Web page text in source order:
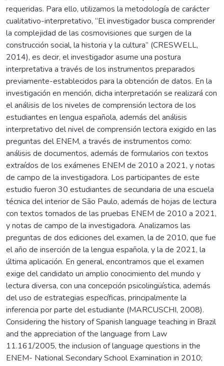
requeridas. Para ello, utilizamos la metodología de carácter
cualitativo-interpretativo, “El investigador busca comprender
la complejidad de las cosmovisiones que surgen de la
construcción social, la historia y la cultura” (CRESWELL,
2014), es decir, el investigador asume una postura
interpretativa a través de los instrumentos preparados
previamente-establecidos para la obtención de datos. En la
investigación en mención, dicha interpretación se realizará con
el análisis de los niveles de comprensión lectora de los
estudiantes en lengua española, además del análisis
interpretativo del nivel de comprensión lectora exigido en las
preguntas del ENEM, a través de instrumentos como:
análisis de documentos, además de formularios con textos
extraídos de los exámenes ENEM de 2010 a 2021, y notas
de campo de la investigadora. Los participantes de este
estudio fueron 30 estudiantes de secundaria de una escuela
técnica del interior de São Paulo, además de hojas de lectura
con textos tomados de las pruebas ENEM de 2010 a 2021,
y notas de campo de la investigadora. Analizamos las
preguntas de dos ediciones del examen, la de 2010, que fue
el año de inserción de la lengua española, y la de 2021, la
última aplicación. En general, encontramos que el examen
exige del candidato un amplio conocimiento del mundo y
lectura diversa, con una concepción psicolingüística, además
del uso de estrategias específicas, principalmente la
inferencia por parte del estudiante (MARCUSCHI, 2008).
Considering the history of Spanish language teaching in Brazil
and the appreciation of the language from Law
11.161/2005, the inclusion of language questions in the
ENEM- National Secondary School Examination in 2010;